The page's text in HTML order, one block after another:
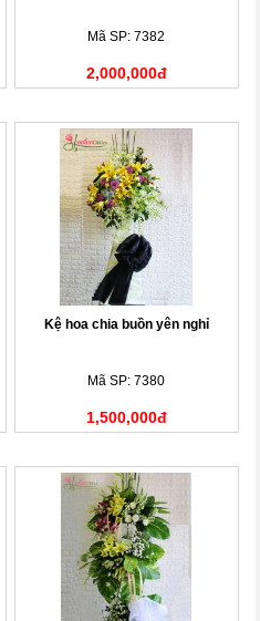
Mã SP: 7382
2,000,000đ
Kệ hoa chia buồn yên nghỉ
Mã SP: 7380
1,500,000đ